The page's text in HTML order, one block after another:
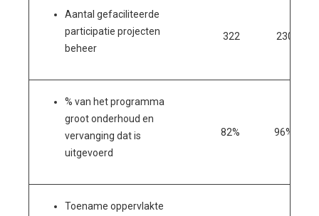
Aantal gefaciliteerde
participatie projecten
beheer
322 230
% van het programma
groot onderhoud en
vervanging dat is
uitgevoerd
82% 96%
Toename oppervlakte